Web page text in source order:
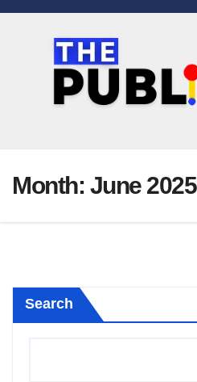
Skip
Month: June 2025
Search